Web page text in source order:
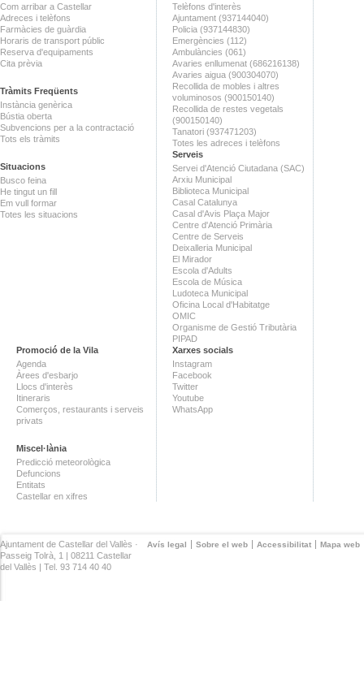
Com arribar a Castellar
Adreces i telèfons
Farmàcies de guàrdia
Horaris de transport públic
Reserva d'equipaments
Cita prèvia
Tràmits Freqüents
Instància genèrica
Bústia oberta
Subvencions per a la contractació
Tots els tràmits
Situacions
Busco feina
He tingut un fill
Em vull formar
Totes les situacions
Telèfons d'interès
Ajuntament (937144040)
Policia (937144830)
Emergències (112)
Ambulàncies (061)
Avaries enllumenat (686216138)
Avaries aigua (900304070)
Recollida de mobles i altres
voluminosos (900150140)
Recollida de restes vegetals
(900150140)
Tanatori (937471203)
Totes les adreces i telèfons
Serveis
Servei d'Atenció Ciutadana (SAC)
Arxiu Municipal
Biblioteca Municipal
Casal Catalunya
Casal d'Avis Plaça Major
Centre d'Atenció Primària
Centre de Serveis
Deixalleria Municipal
El Mirador
Escola d'Adults
Escola de Música
Ludoteca Municipal
Oficina Local d'Habitatge
OMIC
Organisme de Gestió Tributària
PIPAD
Promoció de la Vila
Agenda
Àrees d'esbarjo
Llocs d'interès
Itineraris
Comerços, restaurants i serveis
privats
Miscel·lània
Predicció meteorològica
Defuncions
Entitats
Castellar en xifres
Xarxes socials
Instagram
Facebook
Twitter
Youtube
WhatsApp
Avís legal Sobre el web Accessibilitat Mapa web
Ajuntament de Castellar del Vallès ·
Passeig Tolrà, 1 | 08211 Castellar
del Vallès | Tel. 93 714 40 40